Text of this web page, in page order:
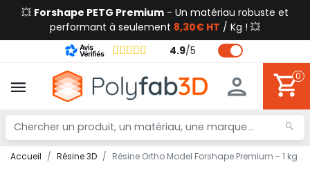
💥 Forshape PETG Premium - Un matériau robuste et
performant à seulement 8,30€ HT / Kg ! 💥
4.9/5
0
Accueil Résine 3D Résine Ortho Model Forshape Premium - 1 kg